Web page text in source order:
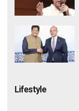
Lifestyle